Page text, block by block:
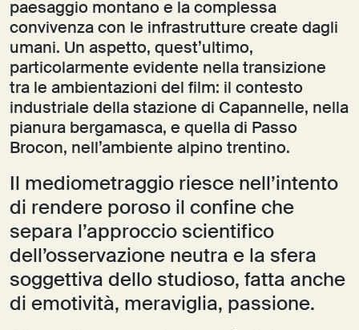
paesaggio montano e la complessa
convivenza con le infrastrutture create dagli
umani. Un aspetto, quest’ultimo,
particolarmente evidente nella transizione
tra le ambientazioni del film: il contesto
industriale della stazione di Capannelle, nella
pianura bergamasca, e quella di Passo
Brocon, nell’ambiente alpino trentino.
Il mediometraggio riesce nell’intento
di rendere poroso il confine che
separa l’approccio scientifico
dell’osservazione neutra e la sfera
soggettiva dello studioso, fatta anche
di emotività, meraviglia, passione.